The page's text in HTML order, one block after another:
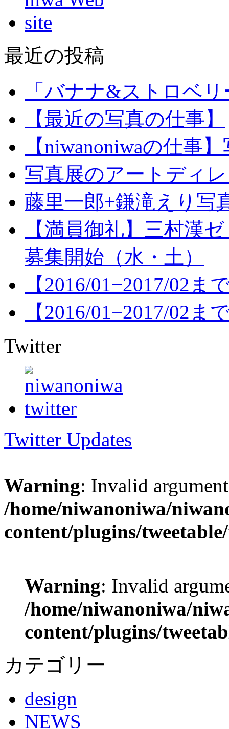
最近の投稿
「バナナ&ストロベ
【最近の写真の仕事】
【niwanoniwaの仕事
写真展のアートディ
藤里一郎+鎌滝えり写
【満員御礼】三村漢
募集開始（水・土）
【2016/01−2017/02ま
【2016/01−2017/02ま
Twitter
Twitter Updates
Warning: Invalid
/home/niwanoniwa/
content/plugins/
Warning: Invalid
/home/niwanoniwa/
content/plugins/
カテゴリー
design
NEWS